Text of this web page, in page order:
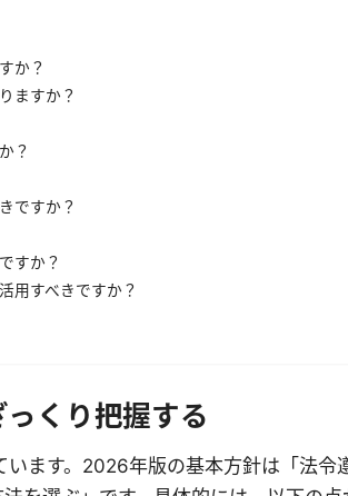
か？
ますか？
？
ですか？
すか？
用すべきですか？
くり把握する
ます。2026年版の基本方針は「法令